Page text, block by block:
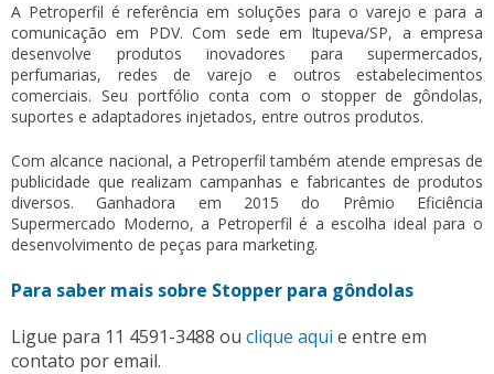
A Petroperfil é referência em soluções para o varejo e para a
comunicação em PDV. Com sede em Itupeva/SP, a empresa
desenvolve produtos inovadores para supermercados,
perfumarias, redes de varejo e outros estabelecimentos
comerciais. Seu portfólio conta com o stopper de gôndolas,
suportes e adaptadores injetados, entre outros produtos.
Com alcance nacional, a Petroperfil também atende empresas de
publicidade que realizam campanhas e fabricantes de produtos
diversos. Ganhadora em 2015 do Prêmio Eficiência
Supermercado Moderno, a Petroperfil é a escolha ideal para o
desenvolvimento de peças para marketing.
Para saber mais sobre Stopper para gôndolas
Ligue para 11 4591-3488 ou clique aqui e entre em
contato por email.